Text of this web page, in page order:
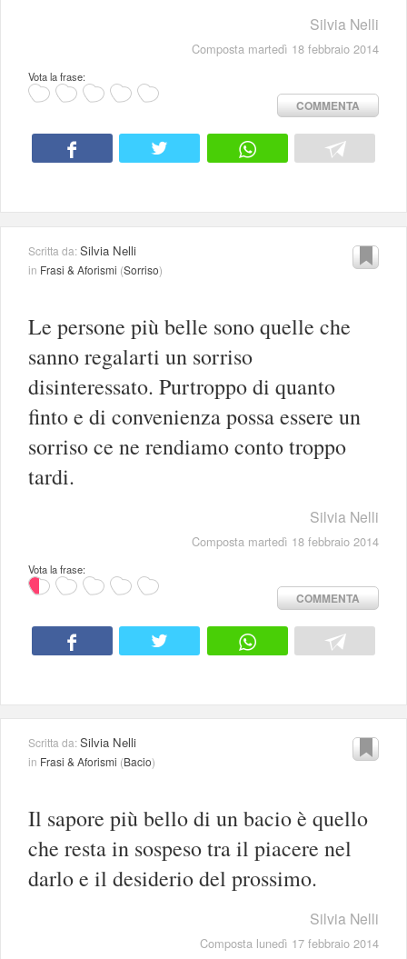
Silvia Nelli
Composta martedì 18 febbraio 2014
Vota la frase:
COMMENTA
Scritta da:Silvia Nelli
in Frasi & Aforismi (Sorriso)
Le persone più belle sono quelle che
sanno regalarti un sorriso
disinteressato. Purtroppo di quanto
finto e di convenienza possa essere un
sorriso ce ne rendiamo conto troppo
tardi.
Silvia Nelli
Composta martedì 18 febbraio 2014
Vota la frase:
COMMENTA
Scritta da:Silvia Nelli
in Frasi & Aforismi (Bacio)
Il sapore più bello di un bacio è quello
che resta in sospeso tra il piacere nel
darlo e il desiderio del prossimo.
Silvia Nelli
Composta lunedì 17 febbraio 2014